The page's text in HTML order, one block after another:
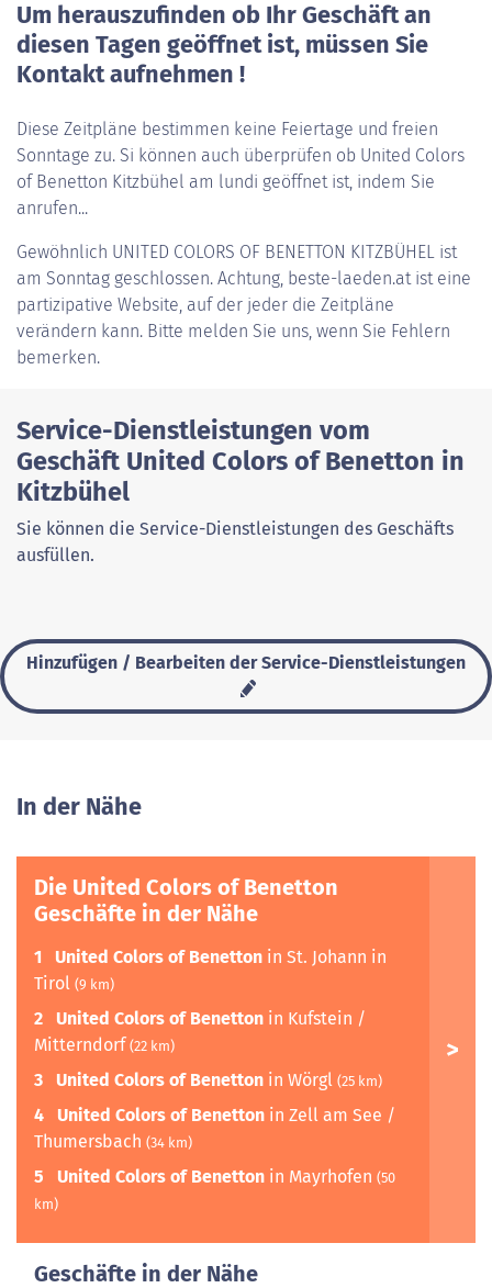
Um herauszufinden ob Ihr Geschäft an
diesen Tagen geöffnet ist, müssen Sie
Kontakt aufnehmen !
Diese Zeitpläne bestimmen keine Feiertage und freien
Sonntage zu. Si können auch überprüfen ob United Colors
of Benetton Kitzbühel am lundi geöffnet ist, indem Sie
anrufen...
Gewöhnlich UNITED COLORS OF BENETTON KITZBÜHEL ist
am Sonntag geschlossen. Achtung, beste-laeden.at ist eine
partizipative Website, auf der jeder die Zeitpläne
verändern kann. Bitte melden Sie uns, wenn Sie Fehlern
bemerken.
Service-Dienstleistungen vom
Geschäft United Colors of Benetton in
Kitzbühel
Sie können die Service-Dienstleistungen des Geschäfts
ausfüllen.
Hinzufügen / Bearbeiten der Service-Dienstleistungen
In der Nähe
Die United Colors of Benetton
Geschäfte in der Nähe
1 United Colors of Benetton in St. Johann in
Tirol (9 km)
2 United Colors of Benetton in Kufstein /
Mitterndorf (22 km)
3 United Colors of Benetton in Wörgl (25 km)
4 United Colors of Benetton in Zell am See /
Thumersbach (34 km)
5 United Colors of Benetton in Mayrhofen (50
km)
Geschäfte in der Nähe